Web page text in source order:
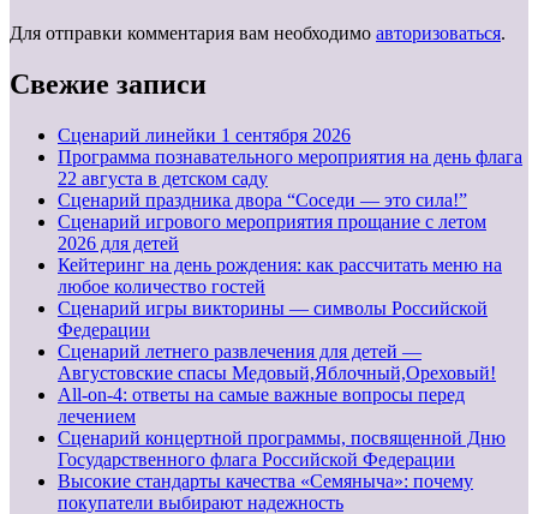
Для отправки комментария вам необходимо авторизоваться.
Свежие записи
Cценарий линейки 1 сентября 2026
Программа познавательного мероприятия на день флага
22 августа в детском саду
Сценарий праздника двора “Соседи — это сила!”
Сценарий игрового мероприятия прощание с летом
2026 для детей
Кейтеринг на день рождения: как рассчитать меню на
любое количество гостей
Сценарий игры викторины — символы Российской
Федерации
Сценарий летнего развлечения для детей —
Августовские спасы Медовый,Яблочный,Ореховый!
All-on-4: ответы на самые важные вопросы перед
лечением
Сценарий концертной программы, посвященной Дню
Государственного флага Российской Федерации
Высокие стандарты качества «Семяныча»: почему
покупатели выбирают надежность